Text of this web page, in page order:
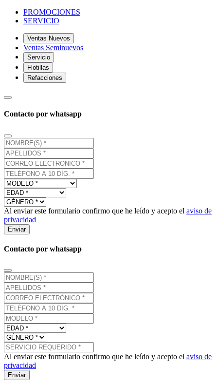
PROMOCIONES
SERVICIO
Ventas Nuevos
Ventas Seminuevos
Servicio
Flotillas
Refacciones
Contacto por whatsapp
Al enviar este formulario confirmo que he leído y acepto el aviso de
privacidad
Enviar
Contacto por whatsapp
Al enviar este formulario confirmo que he leído y acepto el aviso de
privacidad
Enviar